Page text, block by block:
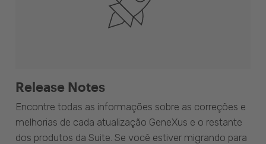
Release Notes
Encontre todas as informações sobre as correções e
melhorias de cada atualização GeneXus e o restante
dos produtos da Suite. Se você estiver migrando para